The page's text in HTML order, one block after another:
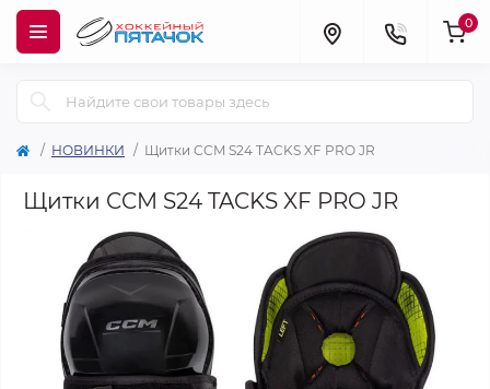
0
НОВИНКИ Щитки CCM S24 TACKS XF PRO JR
Щитки CCM S24 TACKS XF PRO JR